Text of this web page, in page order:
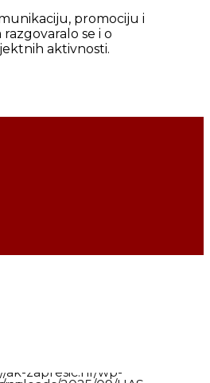
promociju i
se i o
aktivnosti.